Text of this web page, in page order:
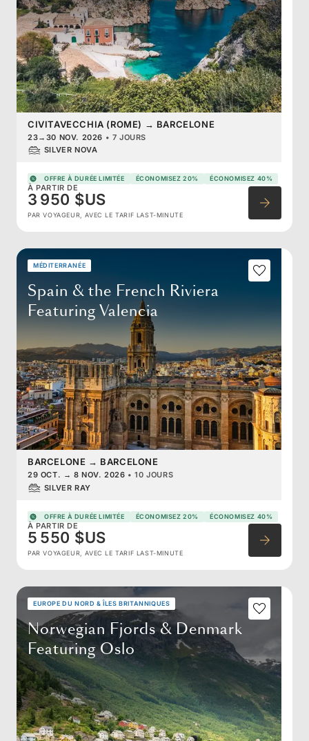
CIVITAVECCHIA (ROME) → BARCELONE
23→ 30 NOV. 2026 • 7 JOURS
SILVER NOVA
OFFRE À DURÉE LIMITÉE ÉCONOMISEZ 20% ÉCONOMISEZ 40%
À PARTIR DE
3 950 $US
PAR VOYAGEUR, AVEC LE TARIF LAST-MINUTE
MÉDITERRANÉE
Spain & the French Riviera
Featuring Valencia
BARCELONE → BARCELONE
29 OCT. → 8 NOV. 2026 •10 JOURS
SILVER RAY
OFFRE À DURÉE LIMITÉE ÉCONOMISEZ 20% ÉCONOMISEZ 40%
À PARTIR DE
5 550 $US
PAR VOYAGEUR, AVEC LE TARIF LAST-MINUTE
EUROPE DU NORD & ÎLES BRITANNIQUES
Norwegian Fjords & Denmark
Featuring Oslo